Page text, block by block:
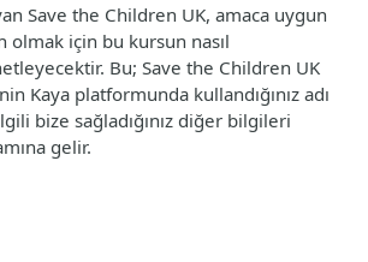
Save the Children UK, amaca uygun
için bu kursun nasıl
Bu; Save the Children UK
Kaya platformunda kullandığınız adı
bize sağladığınız diğer bilgileri
gelir.